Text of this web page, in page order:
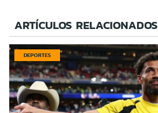
ARTÍCULOS RELACIONADOS
DEPORTES